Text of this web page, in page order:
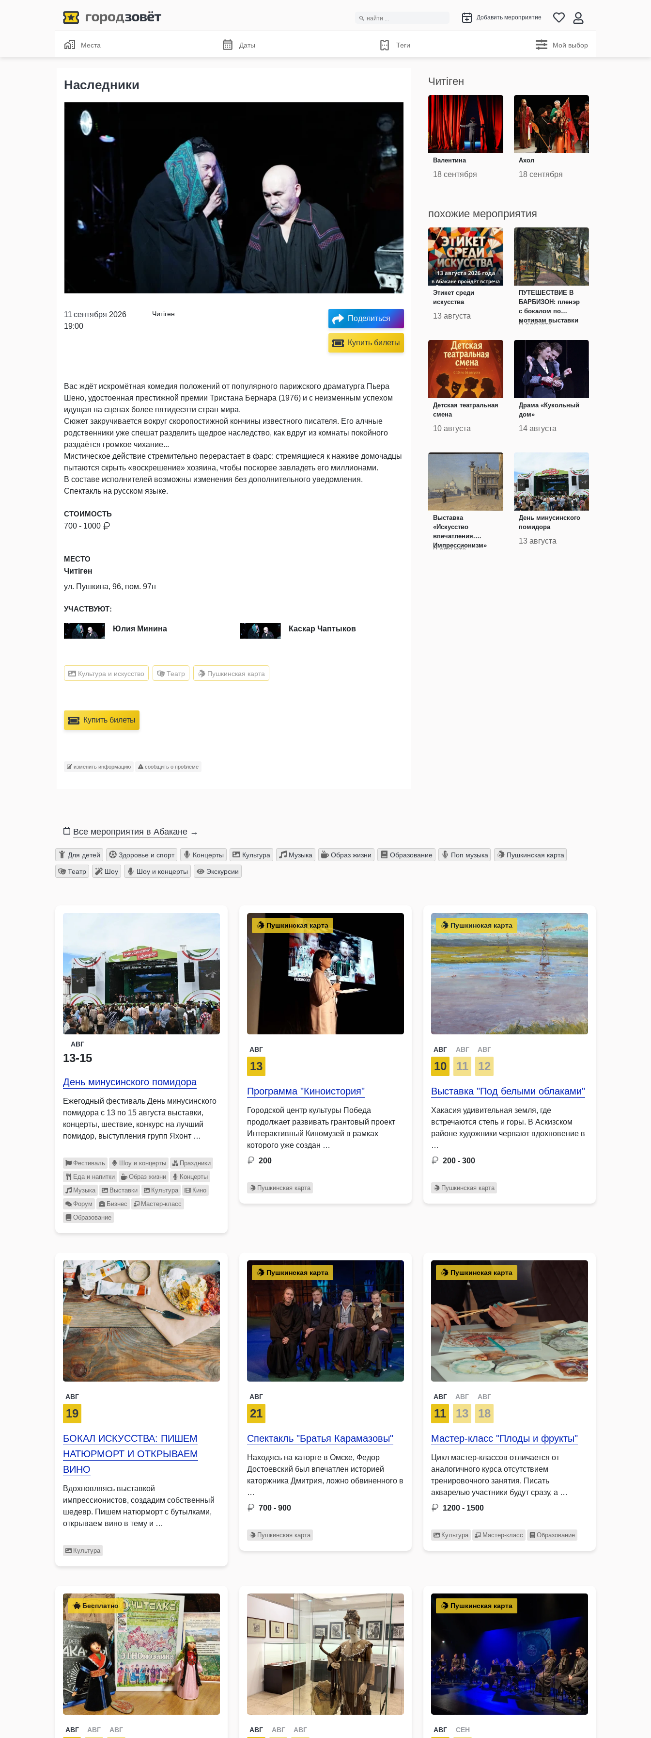
Добавить мероприятие
Места Даты Теги Мой выбор
Наследники
11 сентября 2026
19:00
Читiген
Поделиться
Купить билеты
Вас ждёт искромётная комедия положений от популярного парижского драматурга Пьера
Шено, удостоенная престижной премии Тристана Бернара (1976) и с неизменным успехом
идущая на сценах более пятидесяти стран мира.
Сюжет закручивается вокруг скоропостижной кончины известного писателя. Его алчные
родственники уже спешат разделить щедрое наследство, как вдруг из комнаты покойного
раздаётся громкое чихание...
Мистическое действие стремительно перерастает в фарс: стремящиеся к наживе домочадцы
пытаются скрыть «воскрешение» хозяина, чтобы поскорее завладеть его миллионами.
В составе исполнителей возможны изменения без дополнительного уведомления.
Спектакль на русском языке.
СТОИМОСТЬ
700 - 1000
МЕСТО
Читiген
ул. Пушкина, 96, пом. 97н
УЧАСТВУЮТ:
Юлия Минина Каскар Чаптыков
Культура и искусство Театр Пушкинская карта
Купить билеты
изменить информацию сообщить о проблеме
Читiген
Валентина
18 сентября
Ахол
18 сентября
похожие мероприятия
Этикет среди
искусства
13 августа
ПУТЕШЕСТВИЕ В
БАРБИЗОН: пленэр
с бокалом по
мотивам выставки
9 августа
Детская театральная
смена
10 августа
Драма «Кукольный
дом»
14 августа
Выставка
«Искусство
впечатления.
Импрессионизм»
9 августа
День минусинского
помидора
13 августа
Все мероприятия в Абакане →
Для детей Здоровье и спорт Концерты Культура Музыка Образ жизни Образование Поп музыка Пушкинская карта
Театр Шоу Шоу и концерты Экскурсии
АВГ
13-15
День минусинского помидора
Ежегодный фестиваль День минусинского
помидора с 13 по 15 августа выставки,
концерты, шествие, конкурс на лучший
помидор, выступления групп Яхонт …
Фестиваль Шоу и концерты
Праздники
Еда и напитки
Образ жизни
Концерты
Музыка
Выставки Культура
Кино
Форум
Бизнес
Мастер-класс
Образование
Пушкинская карта
АВГ
13
Программа "Киноистория"
Городской центр культуры Победа
продолжает развивать грантовый проект
Интерактивный Киномузей в рамках
которого уже создан …
200
Пушкинская карта
Пушкинская карта
АВГ
10
АВГ
11
АВГ
12
Выставка "Под белыми облаками"
Хакасия удивительная земля, где
встречаются степь и горы. В Аскизском
районе художники черпают вдохновение в
…
200 - 300
Пушкинская карта
АВГ
19
БОКАЛ ИСКУССТВА: ПИШЕМ
НАТЮРМОРТ И ОТКРЫВАЕМ
ВИНО
Вдохновляясь выставкой
импрессионистов, создадим собственный
шедевр. Пишем натюрморт с бутылками,
открываем вино в тему и …
Культура
Пушкинская карта
АВГ
21
Спектакль "Братья Карамазовы"
Находясь на каторге в Омске, Федор
Достоевский был впечатлен историей
каторжника Дмитрия, ложно обвиненного в
…
700 - 900
Пушкинская карта
Пушкинская карта
АВГ
11
АВГ
13
АВГ
18
Мастер-класс "Плоды и фрукты"
Цикл мастер-классов отличается от
аналогичного курса отсутствием
тренировочного занятия. Писать
акварелью участники будут сразу, а …
1200 - 1500
Культура Мастер-класс Образование
Бесплатно
АВГ АВГ АВГ АВГ АВГ АВГ
Пушкинская карта
АВГ СЕН